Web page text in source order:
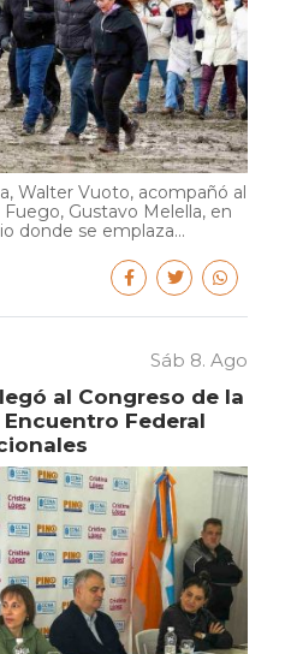
Walter Vuoto, acompañó al
Gustavo Melella, en
donde se emplaza...
Sáb 8. Ago
al Congreso de la
Federal